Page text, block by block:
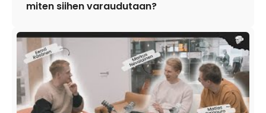
miten siihen varaudutaan?